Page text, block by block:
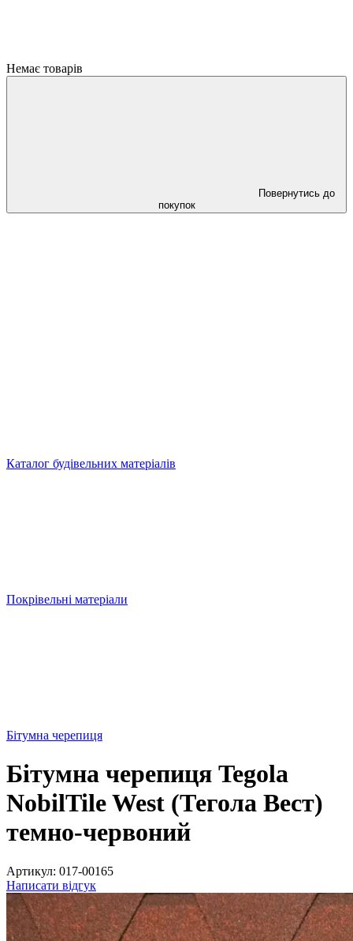
Немає товарів
Повернутись до
покупок
Каталог будівельних матеріалів
Покрівельні матеріали
Бітумна черепиця
Бітумна черепиця Tegola
NobilTile West (Тегола Вест)
темно-червоний
Артикул: 017-00165
Написати відгук